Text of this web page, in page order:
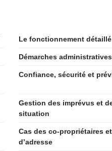
Le fonctionnement
Démarches
Confiance, sécurité et
Gestion des imprévus et
situation
Cas des co-propriétaires
d’adresse